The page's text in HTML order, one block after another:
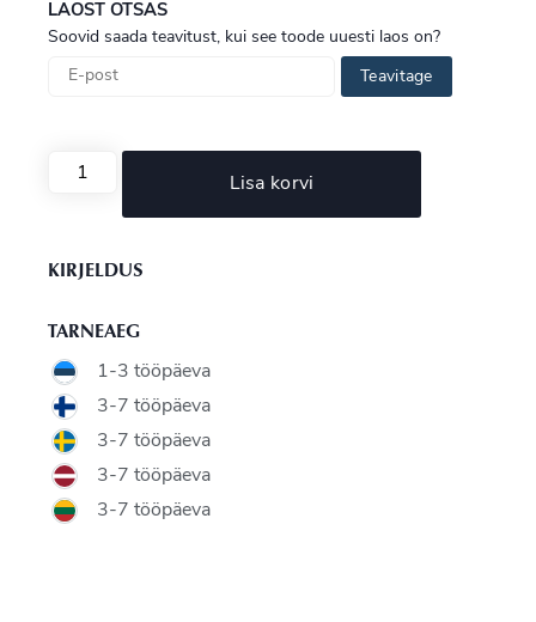
LAOST OTSAS
Soovid saada teavitust, kui see toode uuesti laos on?
Teavitage
Lisa korvi
KIRJELDUS
TARNEAEG
1-3 tööpäeva
3-7 tööpäeva
3-7 tööpäeva
3-7 tööpäeva
3-7 tööpäeva